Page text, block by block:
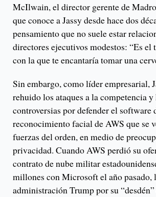
McIlwain, el director gerente de
que conoce a Jassy desde hace dos
pensamiento que no suele estar
directores ejecutivos modestos: “Es el
con la que te encantaría tomar una
Sin embargo, como líder empresarial,
rehuido los ataques a la competencia
controversias por defender el software
reconocimiento facial de AWS que se
fuerzas del orden, en medio de
privacidad. Cuando AWS perdió su
contrato de nube militar
millones con Microsoft el año pasado,
administración Trump por su